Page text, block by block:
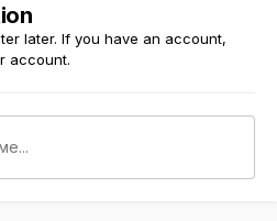
later. If you have an account,
account.